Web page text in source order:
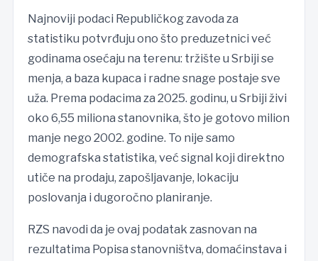
Najnoviji podaci Republičkog zavoda za
statistiku potvrđuju ono što preduzetnici već
godinama osećaju na terenu: tržište u Srbiji se
menja, a baza kupaca i radne snage postaje sve
uža. Prema podacima za 2025. godinu, u Srbiji živi
oko 6,55 miliona stanovnika, što je gotovo milion
manje nego 2002. godine. To nije samo
demografska statistika, već signal koji direktno
utiče na prodaju, zapošljavanje, lokaciju
poslovanja i dugoročno planiranje.
RZS navodi da je ovaj podatak zasnovan na
rezultatima Popisa stanovništva, domaćinstava i